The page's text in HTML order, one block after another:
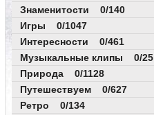
Знаменитости 0/140
Игры 0/1047
Интересности 0/461
Музыкальные клипы 0/25
Природа 0/1128
Путешествуем 0/627
Ретро 0/134